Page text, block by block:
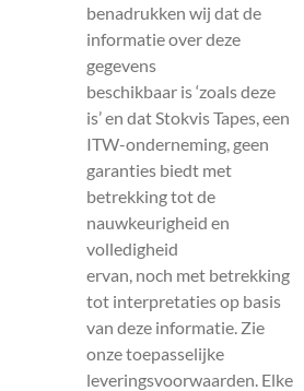
benadrukken wij dat de
informatie over deze
gegevens
beschikbaar is ‘zoals deze
is’ en dat Stokvis Tapes, een
ITW-onderneming, geen
garanties biedt met
betrekking tot de
nauwkeurigheid en
volledigheid
ervan, noch met betrekking
tot interpretaties op basis
van deze informatie. Zie
onze toepasselijke
leveringsvoorwaarden. Elke